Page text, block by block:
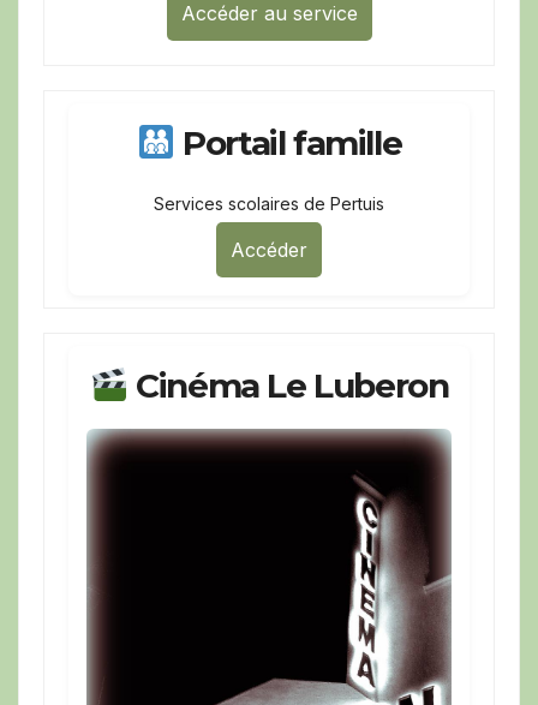
Accéder au service
Portail famille
Services scolaires de Pertuis
Accéder
Cinéma Le Luberon